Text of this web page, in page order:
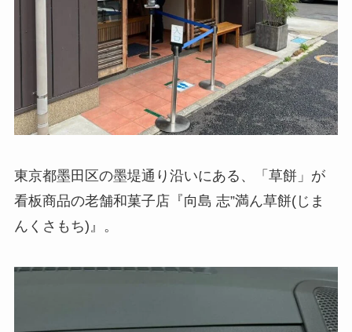
東京都墨田区の墨堤通り沿いにある、「草餅」が
看板商品の老舗和菓子店『向島 志”満ん草餅(じま
んくさもち)』。